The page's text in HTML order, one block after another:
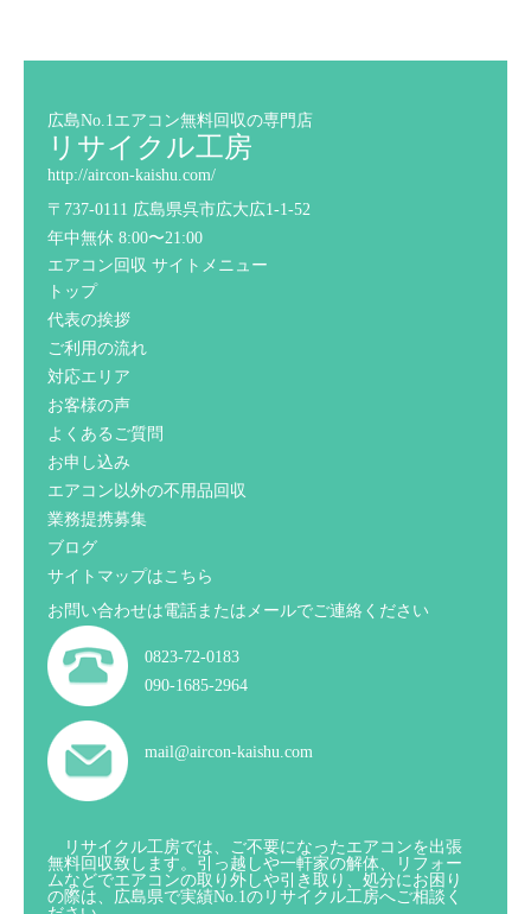
広島No.1エアコン無料回収の専門店
リサイクル工房
http://aircon-kaishu.com/
〒737-0111 広島県呉市広大広1-1-52
年中無休 8:00〜21:00
エアコン回収 サイトメニュー
トップ
代表の挨拶
ご利用の流れ
対応エリア
お客様の声
よくあるご質問
お申し込み
エアコン以外の不用品回収
業務提携募集
ブログ
サイトマップはこちら
お問い合わせは電話またはメールでご連絡ください
0823-72-0183
090-1685-2964
mail@aircon-kaishu.com
リサイクル工房では、ご不要になったエアコンを出張
無料回収致します。引っ越しや一軒家の解体、リフォー
ムなどでエアコンの取り外しや引き取り、処分にお困り
の際は、広島県で実績No.1のリサイクル工房へご相談く